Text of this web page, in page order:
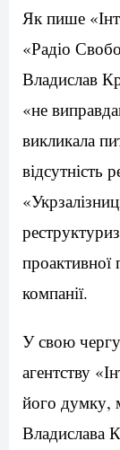
Як пише
«Радіо
Владислав
«не
викликала
відсутність
проактивної
компанії.
У свою
агентству
його думку,
Владислава